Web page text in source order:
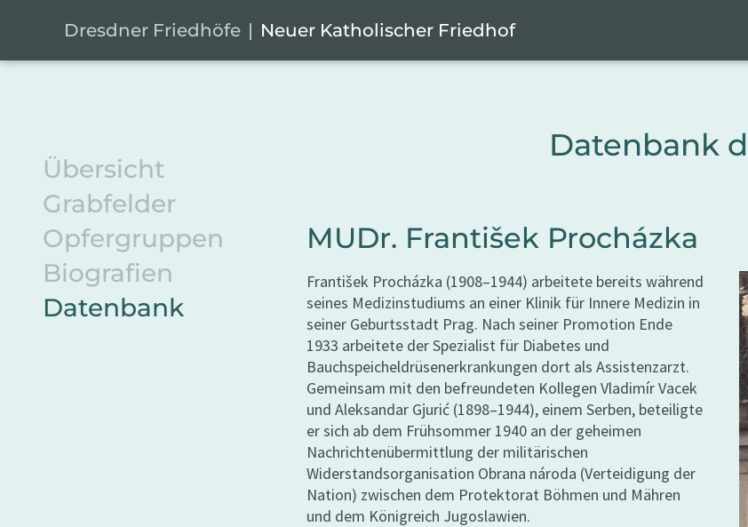
Dresdner Friedhöfe Neuer Katholischer Friedhof
Übersicht
Grabfelder
Opfergruppen
Biografien
Datenbank
Datenbank
MUDr. František Procházka
František Procházka (1908–1944) arbeitete bereits während
seines Medizinstudiums an einer Klinik für Innere Medizin in
seiner Geburtsstadt Prag. Nach seiner Promotion Ende
1933 arbeitete der Spezialist für Diabetes und
Bauchspeicheldrüsenerkrankungen dort als Assistenzarzt.
Gemeinsam mit den befreundeten Kollegen Vladimír Vacek
und Aleksandar Gjurić (1898–1944), einem Serben, beteiligte
er sich ab dem Frühsommer 1940 an der geheimen
Nachrichtenübermittlung der militärischen
Widerstandsorganisation Obrana národa (Verteidigung der
Nation) zwischen dem Protektorat Böhmen und Mähren
und dem Königreich Jugoslawien.